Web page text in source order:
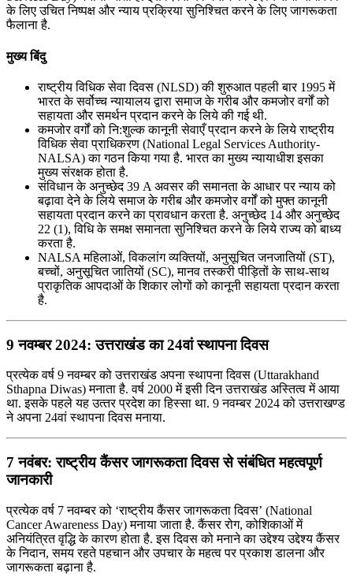
के लिए उचित निष्पक्ष और न्याय प्रक्रिया सुनिश्चित करने के लिए जागरूकता
फैलाना है.
मुख्य बिंदु
राष्ट्रीय विधिक सेवा दिवस (NLSD) की शुरुआत पहली बार 1995 में
भारत के सर्वोच्च न्यायालय द्वारा समाज के गरीब और कमजोर वर्गों को
सहायता और समर्थन प्रदान करने के लिये की गई थी.
कमजोर वर्गों को नि:शुल्क कानूनी सेवाएँ प्रदान करने के लिये राष्ट्रीय
विधिक सेवा प्राधिकरण (National Legal Services Authority-
NALSA) का गठन किया गया है. भारत का मुख्य न्यायाधीश इसका
मुख्य संरक्षक होता है.
संविधान के अनुच्छेद 39 A अवसर की समानता के आधार पर न्याय को
बढ़ावा देने के लिये समाज के गरीब और कमजोर वर्गों को मुफ्त कानूनी
सहायता प्रदान करने का प्रावधान करता है. अनुच्छेद 14 और अनुच्छेद
22 (1), विधि के समक्ष समानता सुनिश्चित करने के लिये राज्य को बाध्य
करता है.
NALSA महिलाओं, विकलांग व्यक्तियों, अनुसूचित जनजातियों (ST),
बच्चों, अनुसूचित जातियों (SC), मानव तस्करी पीड़ितों के साथ-साथ
प्राकृतिक आपदाओं के शिकार लोगों को कानूनी सहायता प्रदान करता
है.
9 नवम्बर 2024: उत्तराखंड का 24वां स्‍थापना दिवस
प्रत्येक वर्ष 9 नवम्बर को उत्तराखंड अपना स्थापना दिवस (Uttarakhand
Sthapna Diwas) मनाता है. वर्ष 2000 में इसी दिन उत्तराखंड अस्तित्‍व में आया
था. इसके पहले यह उत्‍तर प्रदेश का हिस्सा था. 9 नवम्बर 2024 को उत्तराखण्ड
ने अपना 24वां स्थापना दिवस मनाया.
7 नवंबर: राष्ट्रीय कैंसर जागरूकता दिवस से संबंधित महत्वपूर्ण
जानकारी
प्रत्येक वर्ष 7 नवम्बर को ‘राष्ट्रीय कैंसर जागरूकता दिवस’ (National
Cancer Awareness Day) मनाया जाता है. कैंसर रोग, कोशिकाओं में
अनियंत्रित वृद्धि के कारण होता है. इस दिवस को मनाने का उद्देश्य उद्देश्‍य कैंसर
के निदान, समय रहते पहचान और उपचार के महत्‍व पर प्रकाश डालना और
जागरूकता बढ़ाना है.